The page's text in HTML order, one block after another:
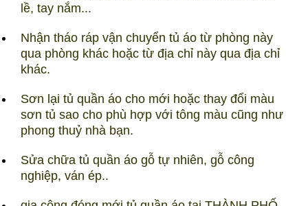
lề, tay nắm...
Nhận tháo ráp vận chuyển tủ áo từ phòng này
qua phòng khác hoặc từ địa chỉ này qua địa chỉ
khác.
Sơn lại tủ quần áo cho mới hoặc thay đổi màu
sơn tủ sao cho phù hợp với tông màu cũng như
phong thuỷ nhà bạn.
Sửa chữa tủ quần áo gỗ tự nhiên, gỗ công
nghiệp, ván ép..